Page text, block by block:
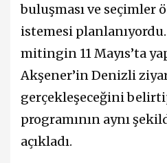
buluşması ve seçimler
istemesi
mitingin 11 Mayıs’ta
Akşener’in Denizli
gerçekleşeceğini
programının aynı
açıkladı.